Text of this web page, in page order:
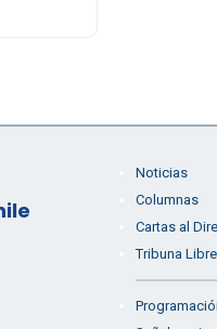
Noticias
Columnas
Cartas al
Tribuna Libre